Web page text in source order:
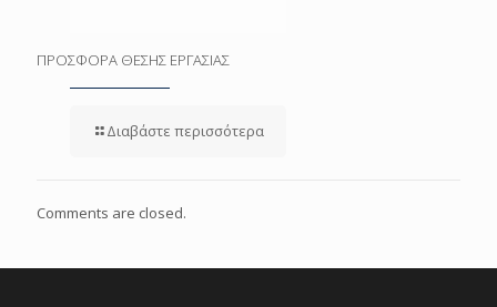
ΠΡΟΣΦΟΡΑ ΘΕΣΗΣ ΕΡΓΑΣΙΑΣ
Διαβάστε περισσότερα
Comments are closed.